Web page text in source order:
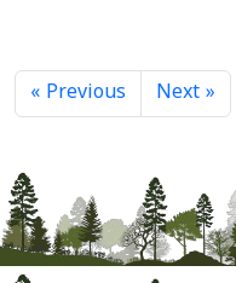
« Previous Next »